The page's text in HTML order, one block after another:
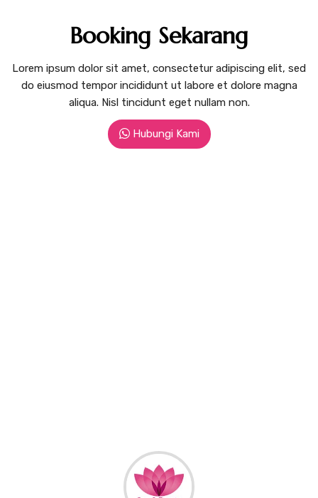
Booking Sekarang
Lorem ipsum dolor sit amet, consectetur adipiscing elit, sed
do eiusmod tempor incididunt ut labore et dolore magna
aliqua. Nisl tincidunt eget nullam non.
Hubungi Kami